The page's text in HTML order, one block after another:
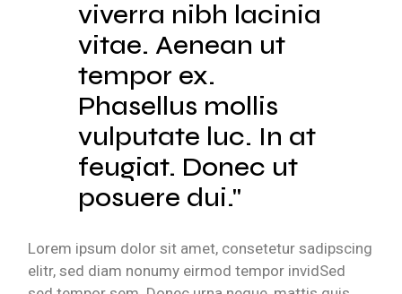
viverra nibh lacinia
vitae. Aenean ut
tempor ex.
Phasellus mollis
vulputate luc. In at
feugiat. Donec ut
posuere dui.
Lorem ipsum dolor sit amet, consetetur sadipscing
elitr, sed diam nonumy eirmod tempor invidSed